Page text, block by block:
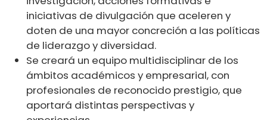
iniciativas de divulgación que aceleren y
doten de una mayor concreción a las políticas
de liderazgo y diversidad.
Se creará un equipo multidisciplinar de los
ámbitos académicos y empresarial, con
profesionales de reconocido prestigio, que
aportará distintas perspectivas y